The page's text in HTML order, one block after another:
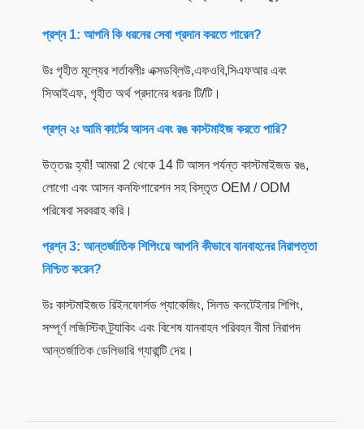
প্রশ্ন 1: আপনি কি ধরনের সেবা প্রদান করতে পারেন?
উঃ গৃহীত মূল্যের শর্তাবলীঃ এক্সডব্লিউ,এফওবি,সিএফআর এবং
সিআইএফ, গৃহীত অর্থ প্রদানের ধরনঃ টি/টি।
প্রশ্ন ২ঃ আমি কার্টের আসন এবং রঙ কাস্টমাইজ করতে পারি?
উত্তরঃ হ্যাঁ! আমরা 2 থেকে 14 টি আসন পর্যন্ত কাস্টমাইজড রঙ,
লোগো এবং আসন কনফিগারেশন সহ বিস্তৃত OEM / ODM
পরিষেবা সরবরাহ করি।
প্রশ্ন 3: আন্তর্জাতিক শিপিংয়ে আপনি কীভাবে যানবাহনের নিরাপত্তা
নিশ্চিত করেন?
উঃ কাস্টমাইজড রিইনফোর্সড প্যাকেজিং, সিলড কনটেইনার শিপিং,
সম্পূর্ণ লজিস্টিক ট্র্যাকিং এবং বিশেষ যানবাহন পরিবহন বীমা নিরাপদ
আন্তর্জাতিক ডেলিভারি গ্যারান্টি দেয়।